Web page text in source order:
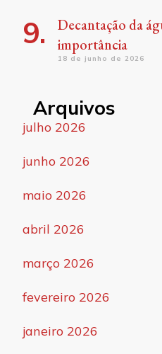
Decantação da
importância
18 de junho de 2026
Arquivos
julho 2026
junho 2026
maio 2026
abril 2026
março 2026
fevereiro 2026
janeiro 2026